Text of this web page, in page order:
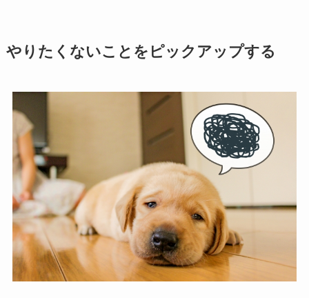
やりたくないことをピックアップする